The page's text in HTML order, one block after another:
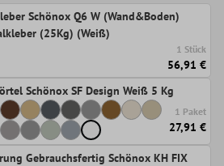
Schönox Q6 W (Wand&Boden)
(25Kg) (Weiß)
1 Stück
56,91 €
Schönox SF Design Weiß 5 Kg
1 Paket
27,91 €
Gebrauchsfertig Schönox KH FIX